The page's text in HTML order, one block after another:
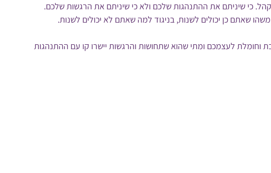
כי שיניתם את ההתנהגות שלכם ולא כי שיניתם את הרגשות שלכם.
שאתם כן יכולים לשנות, בניגוד למה שאתם לא יכולים לשנות.
וחומלת לעצמכם ומתי שהוא שתחושות והרגשות יישרו קו עם ההתנהגות